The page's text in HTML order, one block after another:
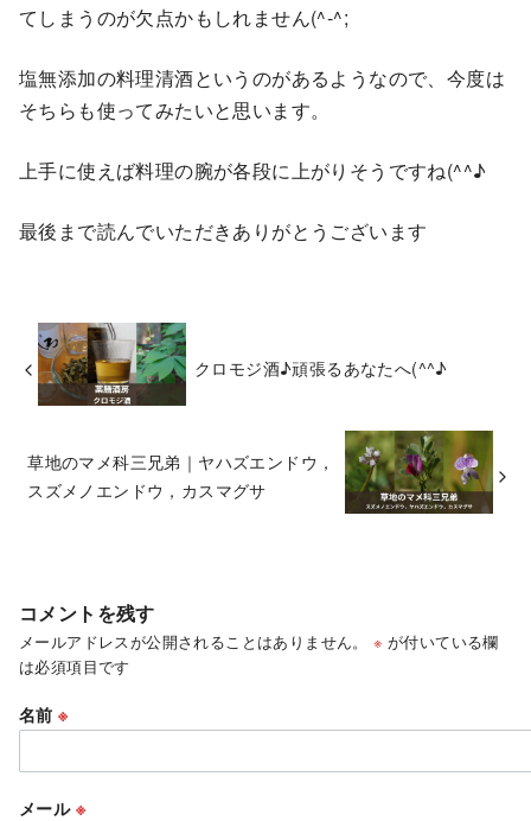
てしまうのが欠点かもしれません(^-^;
塩無添加の料理清酒というのがあるようなので、今度は
そちらも使ってみたいと思います。
上手に使えば料理の腕が各段に上がりそうですね(^^♪
最後まで読んでいただきありがとうございます
クロモジ酒♪頑張るあなたへ(^^♪
草地のマメ科三兄弟｜ヤハズエンドウ，
スズメノエンドウ，カスマグサ
コメントを残す
メールアドレスが公開されることはありません。 ※ が付いている欄
は必須項目です
名前※
メール ※